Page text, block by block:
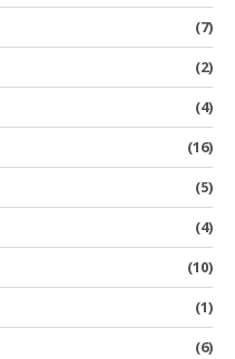
(7)
(2)
(4)
(16)
(5)
(4)
(10)
(1)
(6)